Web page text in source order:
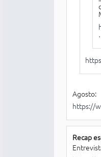
Agosto:
https://
Recap